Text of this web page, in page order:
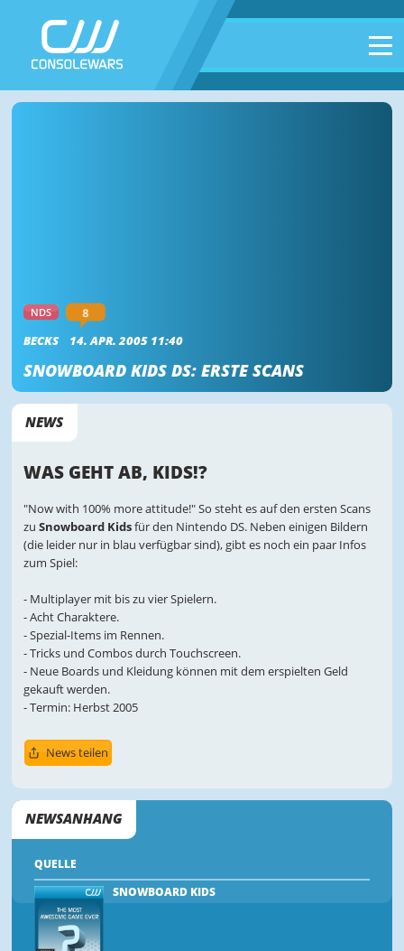
NDS
8
BECKS
14. APR. 2005 11:40
SNOWBOARD KIDS DS: ERSTE SCANS
NEWS
WAS GEHT AB, KIDS!?
"Now with 100% more attitude!" So steht es auf den ersten Scans
zu Snowboard Kidsfür den Nintendo DS. Neben einigen Bildern
(die leider nur in blau verfügbar sind), gibt es noch ein paar Infos
zum Spiel:
- Multiplayer mit bis zu vier Spielern.
- Acht Charaktere.
- Spezial-Items im Rennen.
- Tricks und Combos durch Touchscreen.
- Neue Boards und Kleidung können mit dem erspielten Geld
gekauft werden.
- Termin: Herbst 2005
News teilen
NEWSANHANG
QUELLE
SNOWBOARD KIDS